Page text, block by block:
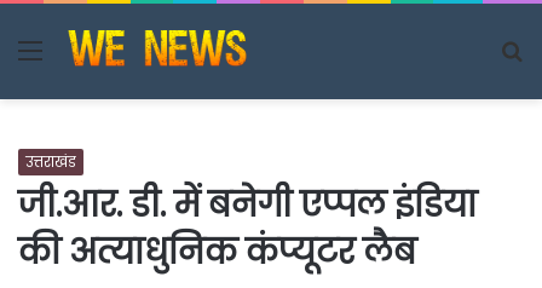
Menu
उत्तराखंड
जी.आर. डी. में बनेगी एप्पल इंडिया
की अत्याधुनिक कंप्यूटर लैब